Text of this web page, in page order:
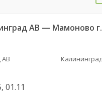
АВ — Мамоново г.
АВ
01.11